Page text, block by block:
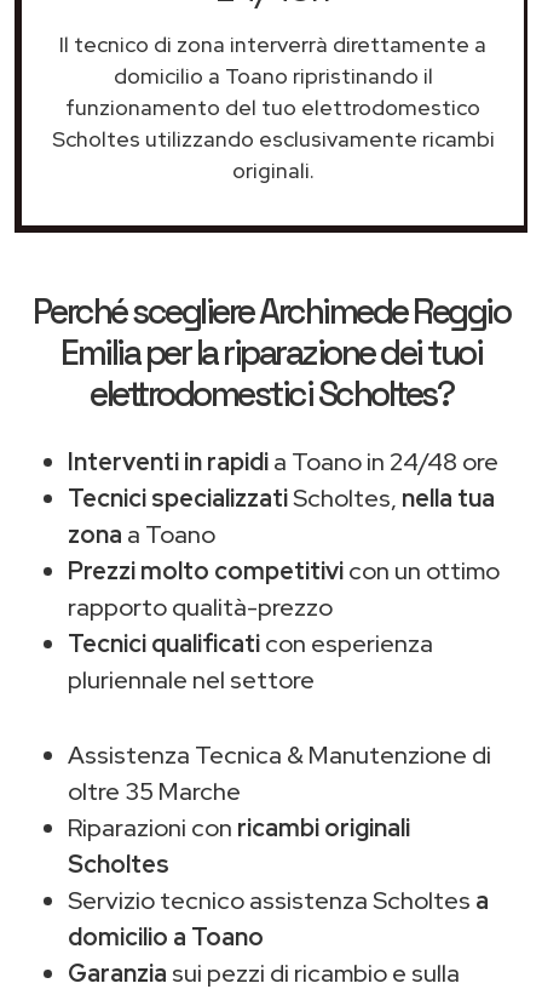
Il tecnico di zona interverrà direttamente a
domicilio a Toano ripristinando il
funzionamento del tuo elettrodomestico
Scholtes utilizzando esclusivamente ricambi
originali.
Perché scegliereArchimede Reggio
Emiliaper la riparazione dei tuoi
elettrodomestici Scholtes?
Interventi in rapidia Toano in 24/48 ore
Tecnici specializzatiScholtes, nella tua
zona a Toano
Prezzi molto competitivicon un ottimo
rapporto qualità-prezzo
Tecnici qualificaticon esperienza
pluriennale nel settore
Assistenza Tecnica & Manutenzione di
oltre 35 Marche
Riparazioni con ricambi originali
Scholtes
Servizio tecnico assistenza Scholtes a
domicilio a Toano
Garanzia sui pezzi di ricambio e sulla